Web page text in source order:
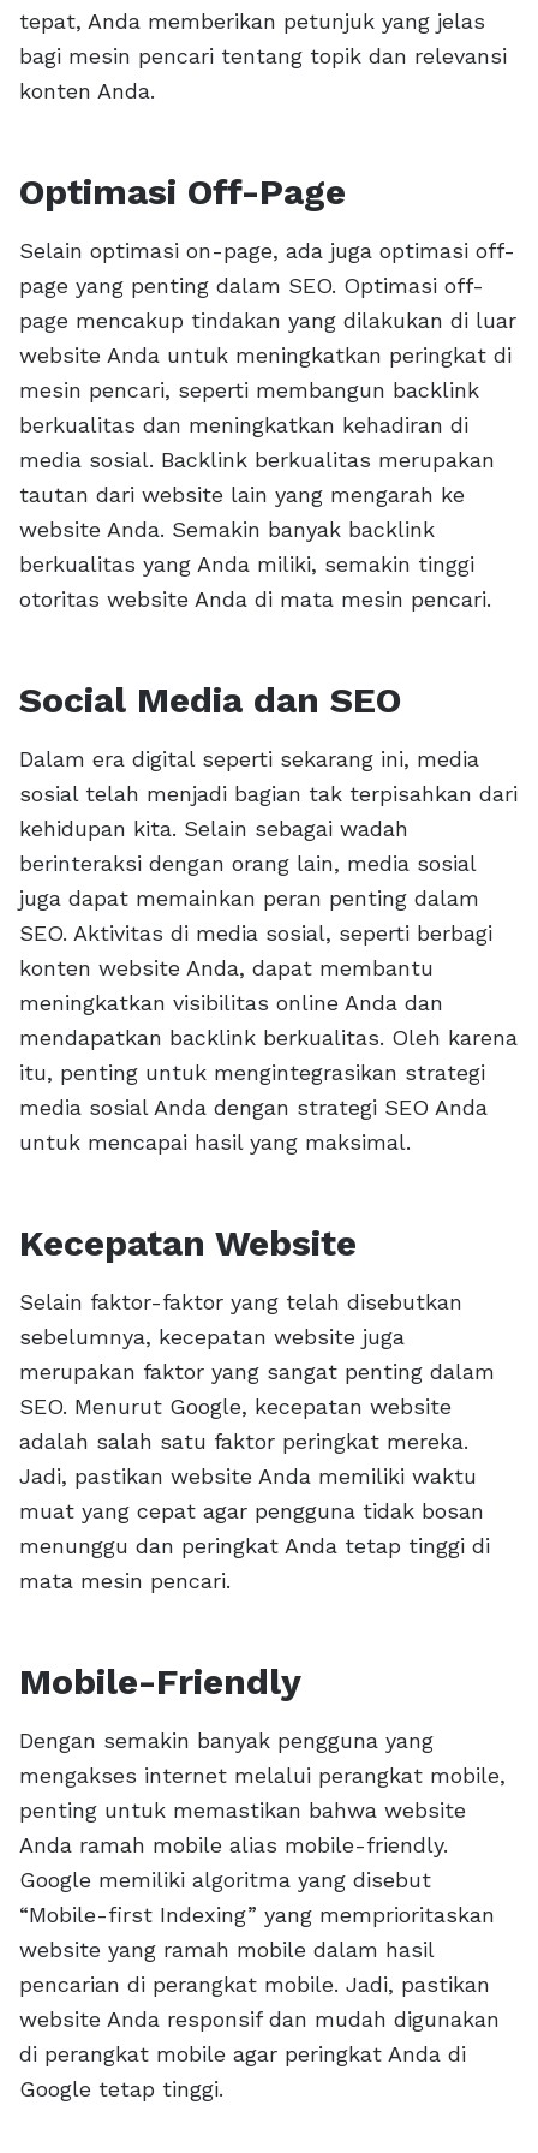
tepat, Anda memberikan petunjuk yang jelas
bagi mesin pencari tentang topik dan relevansi
konten Anda.
Optimasi Off-Page
Selain optimasi on-page, ada juga optimasi off-
page yang penting dalam SEO. Optimasi off-
page mencakup tindakan yang dilakukan di luar
website Anda untuk meningkatkan peringkat di
mesin pencari, seperti membangun backlink
berkualitas dan meningkatkan kehadiran di
media sosial. Backlink berkualitas merupakan
tautan dari website lain yang mengarah ke
website Anda. Semakin banyak backlink
berkualitas yang Anda miliki, semakin tinggi
otoritas website Anda di mata mesin pencari.
Social Media dan SEO
Dalam era digital seperti sekarang ini, media
sosial telah menjadi bagian tak terpisahkan dari
kehidupan kita. Selain sebagai wadah
berinteraksi dengan orang lain, media sosial
juga dapat memainkan peran penting dalam
SEO. Aktivitas di media sosial, seperti berbagi
konten website Anda, dapat membantu
meningkatkan visibilitas online Anda dan
mendapatkan backlink berkualitas. Oleh karena
itu, penting untuk mengintegrasikan strategi
media sosial Anda dengan strategi SEO Anda
untuk mencapai hasil yang maksimal.
Kecepatan Website
Selain faktor-faktor yang telah disebutkan
sebelumnya, kecepatan website juga
merupakan faktor yang sangat penting dalam
SEO. Menurut Google, kecepatan website
adalah salah satu faktor peringkat mereka.
Jadi, pastikan website Anda memiliki waktu
muat yang cepat agar pengguna tidak bosan
menunggu dan peringkat Anda tetap tinggi di
mata mesin pencari.
Mobile-Friendly
Dengan semakin banyak pengguna yang
mengakses internet melalui perangkat mobile,
penting untuk memastikan bahwa website
Anda ramah mobile alias mobile-friendly.
Google memiliki algoritma yang disebut
“Mobile-first Indexing” yang memprioritaskan
website yang ramah mobile dalam hasil
pencarian di perangkat mobile. Jadi, pastikan
website Anda responsif dan mudah digunakan
di perangkat mobile agar peringkat Anda di
Google tetap tinggi.